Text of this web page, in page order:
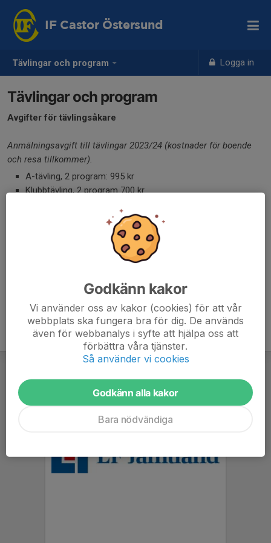
Tävlingar och program Logga in
IF Castor Östersund
Tävlingar och program
Avgifter för tävlingsåkare
Anmälningsavgift till tävlingar 2023/24 (kostnader för boende
och resa tillkommer).
A-tävling, 2 program: 995 kr
Klubbtävling, 2 program 700 kr
Stjärntävling, 1 program 365 kr
Tävlingsprogram används vanligen i två år och ingår i
Godkänn kakor
Vi använder oss av kakor (cookies) för att vår
webbplats ska fungera bra för dig. De används
även för webbanalys i syfte att hjälpa oss att
förbättra våra tjänster.
Så använder vi cookies
Godkänn alla kakor
Bara nödvändiga